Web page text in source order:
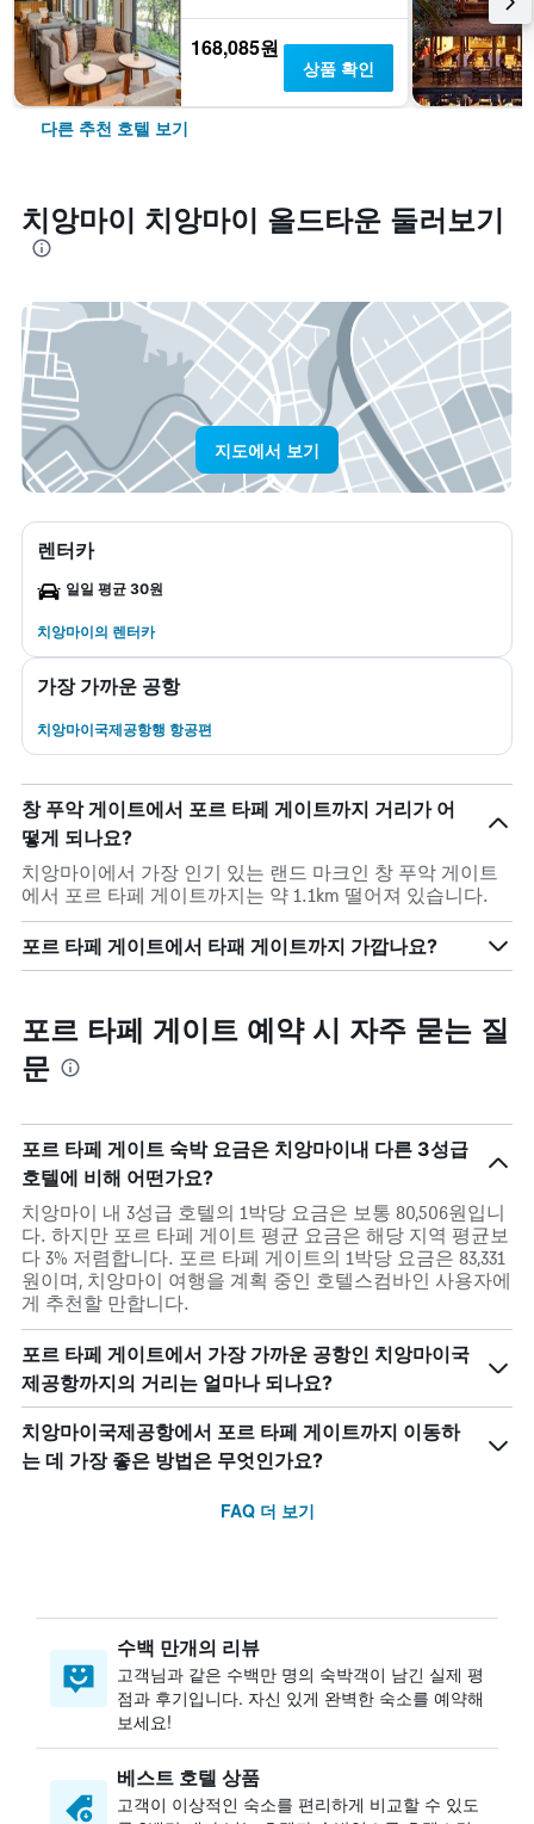
168,085원
상품 확인
다른 추천 호텔 보기
치앙마이 치앙마이 올드타운 둘러보기
지도에서 보기
렌터카
일일 평균 30원
치앙마이​의 렌터카
가장 가까운 공항
치앙마이국제공항행 항공편
창 푸악 게이트에서 포르 타페 게이트까지 거리가 어
떻게 되나요?
치앙마이에서 가장 인기 있는 랜드 마크인 창 푸악 게이트
에서 포르 타페 게이트까지는 약 1.1km 떨어져 있습니다.
포르 타페 게이트에서 타패 게이트까지 가깝나요?
포르 타페 게이트 예약 시 자주 묻는 질
문
포르 타페 게이트 숙박 요금은 치앙마이내 다른 3성급
호텔에 비해 어떤가요?
치앙마이 내 3성급 호텔의 1박당 요금은 보통 80,506원입니
다. 하지만 포르 타페 게이트 평균 요금은 해당 지역 평균보
다 3% 저렴합니다. 포르 타페 게이트의 1박당 요금은 83,331
원이며, 치앙마이 여행을 계획 중인 호텔스컴바인 사용자에
게 추천할 만합니다.
포르 타페 게이트에서 가장 가까운 공항인 치앙마이국
제공항까지의 거리는 얼마나 되나요?
치앙마이국제공항에서 포르 타페 게이트까지 이동하
는 데 가장 좋은 방법은 무엇인가요?
FAQ 더 보기
수백 만개의 리뷰
고객님과 같은 수백만 명의 숙박객이 남긴 실제 평
점과 후기입니다. 자신 있게 완벽한 숙소를 예약해
보세요!
베스트 호텔 상품
고객이 이상적인 숙소를 편리하게 비교할 수 있도